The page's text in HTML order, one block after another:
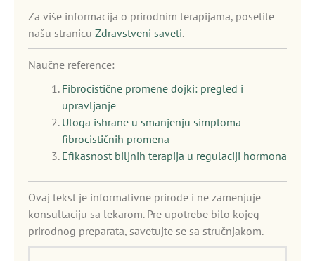
Za više informacija o prirodnim terapijama, posetite
našu stranicu Zdravstveni saveti.
Naučne reference:
Fibrocistične promene dojki: pregled i
upravljanje
Uloga ishrane u smanjenju simptoma
fibrocističnih promena
Efikasnost biljnih terapija u regulaciji hormona
Ovaj tekst je informativne prirode i ne zamenjuje
konsultaciju sa lekarom. Pre upotrebe bilo kojeg
prirodnog preparata, savetujte se sa stručnjakom.